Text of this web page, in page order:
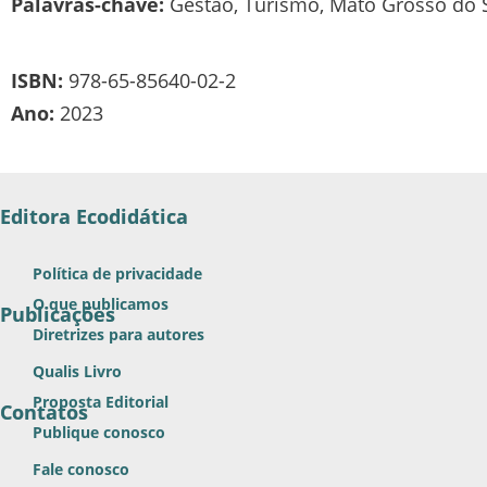
ISBN: 978-65-85640-02-2
Ano: 2023
Editora Ecodidática
Política de privacidade
O que publicamos
Diretrizes para autores
Publicações
Qualis Livro
Proposta Editorial
Publique conosco
Contatos
Fale conosco